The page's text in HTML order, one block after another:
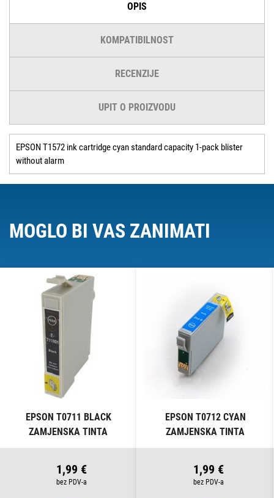
OPIS
KOMPATIBILNOST
RECENZIJE
UPIT O PROIZVODU
EPSON T1572 ink cartridge cyan standard capacity 1-pack blister
without alarm
MOGLO BI VAS ZANIMATI
EPSON T0711 BLACK
ZAMJENSKA TINTA
1,99 €
EPSON T0712 CYAN
ZAMJENSKA TINTA
1,99 €